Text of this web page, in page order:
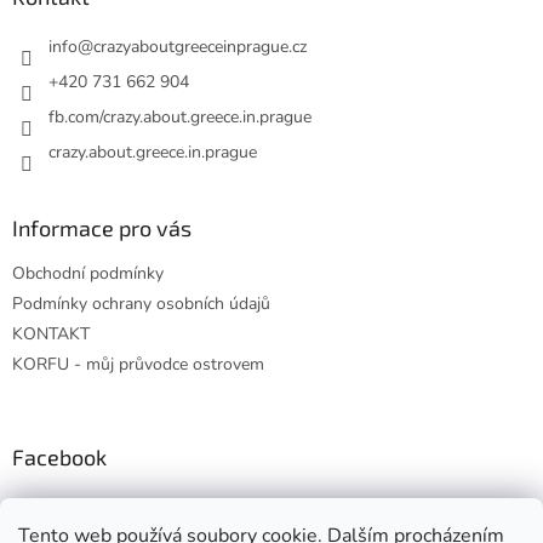
Tento web používá soubory cookie. Dalším procházením
info@crazyaboutgreeceinprague.cz
+420 731 662 904
fb.com/crazy.about.greece.in.prague
crazy.about.greece.in.prague
Informace pro vás
Obchodní podmínky
Podmínky ochrany osobních údajů
KONTAKT
KORFU - můj průvodce ostrovem
Facebook